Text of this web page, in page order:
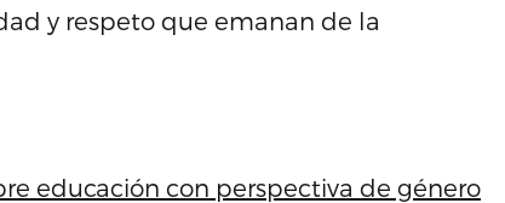
y respeto que emanan de la
educación con perspectiva de género